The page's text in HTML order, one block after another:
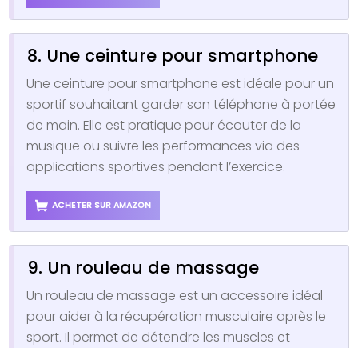
8. Une ceinture pour smartphone
Une ceinture pour smartphone est idéale pour un
sportif souhaitant garder son téléphone à portée
de main. Elle est pratique pour écouter de la
musique ou suivre les performances via des
applications sportives pendant l’exercice.
ACHETER SUR AMAZON
9. Un rouleau de massage
Un rouleau de massage est un accessoire idéal
pour aider à la récupération musculaire après le
sport. Il permet de détendre les muscles et